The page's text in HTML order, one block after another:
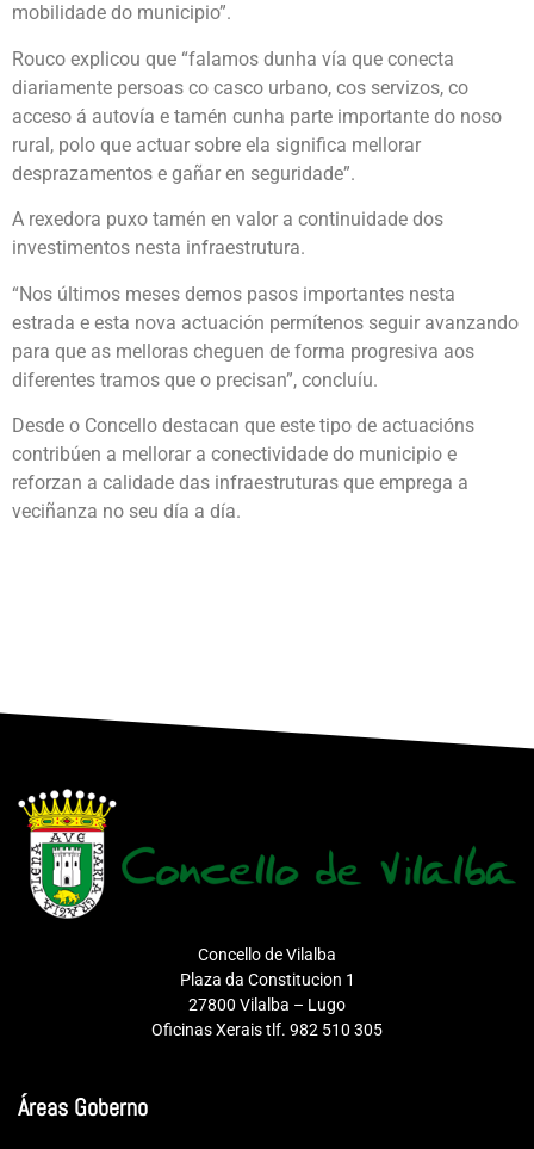
mobilidade do municipio”.
Rouco explicou que “falamos dunha vía que conecta
diariamente persoas co casco urbano, cos servizos, co
acceso á autovía e tamén cunha parte importante do noso
rural, polo que actuar sobre ela significa mellorar
desprazamentos e gañar en seguridade”.
A rexedora puxo tamén en valor a continuidade dos
investimentos nesta infraestrutura.
“Nos últimos meses demos pasos importantes nesta
estrada e esta nova actuación permítenos seguir avanzando
para que as melloras cheguen de forma progresiva aos
diferentes tramos que o precisan”, concluíu.
Desde o Concello destacan que este tipo de actuacións
contribúen a mellorar a conectividade do municipio e
reforzan a calidade das infraestruturas que emprega a
veciñanza no seu día a día.
Concello de Vilalba
Plaza da Constitucion 1
27800 Vilalba – Lugo
Oficinas Xerais tlf. 982 510 305
Áreas Goberno